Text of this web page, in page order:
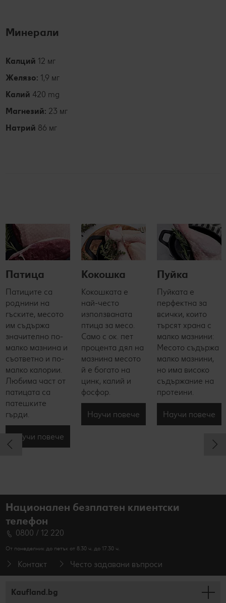
Минерали
Калций 12 мг
Желязо: 1,9 мг
Калий 420 mg
Магнезий: 23 мг
Натрий 86 мг
Патица
Патиците са
роднини на
гъските, месото
им съдържа
значително по-
малко мазнина и
съответно и по-
малко калории.
Любима част от
патицата са
патешките
гърди.
Научи повече
Кокошка
Кокошката е
най-често
използваната
птица за месо.
Само с ок. пет
процента дял на
мазнина месото
й е богато на
цинк, калий и
фосфор.
Научи повече
Пуйка
Пуйката е
перфектна за
всички, които
търсят храна с
малко мазнини:
Месото съдържа
малко мазнини,
но има високо
съдържание на
протеини.
Научи повече
Национален безплатен клиентски
телефон
0800 / 12 220
От понеделник до петък от 8.30 ч. до 17.30 ч.
Контакт Често задавани въпроси
Kaufland.bg